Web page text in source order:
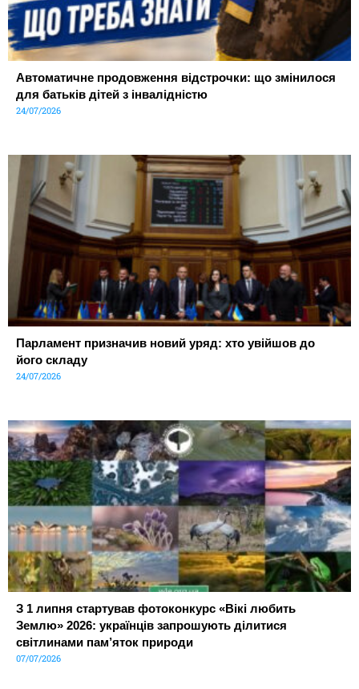
Автоматичне продовження відстрочки: що змінилося
для батьків дітей з інвалідністю
24/07/2026
Парламент призначив новий уряд: хто увійшов до
його складу
24/07/2026
З 1 липня стартував фотоконкурс «Вікі любить
Землю» 2026: українців запрошують ділитися
світлинами пам’яток природи
07/07/2026